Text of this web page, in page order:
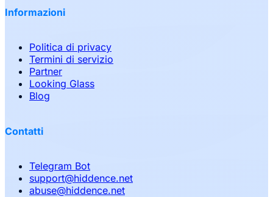
Informazioni
Politica di privacy
Termini di servizio
Partner
Looking Glass
Blog
Contatti
Telegram Bot
support@hiddence.net
abuse@hiddence.net